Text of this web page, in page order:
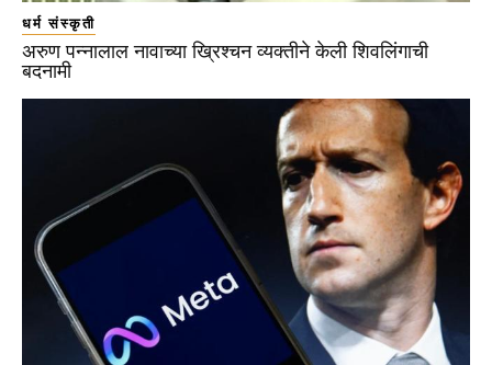
धर्म संस्कृती
अरुण पन्नालाल नावाच्या ख्रिश्चन व्यक्तीने केली शिवलिंगाची
बदनामी